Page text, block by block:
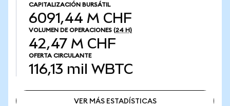
CAPITALIZACIÓN BURSÁTIL
6091,44 M CHF
VOLUMEN DE OPERACIONES (24 H)
42,47 M CHF
OFERTA CIRCULANTE
116,13 mil WBTC
VER MÁS ESTADÍSTICAS